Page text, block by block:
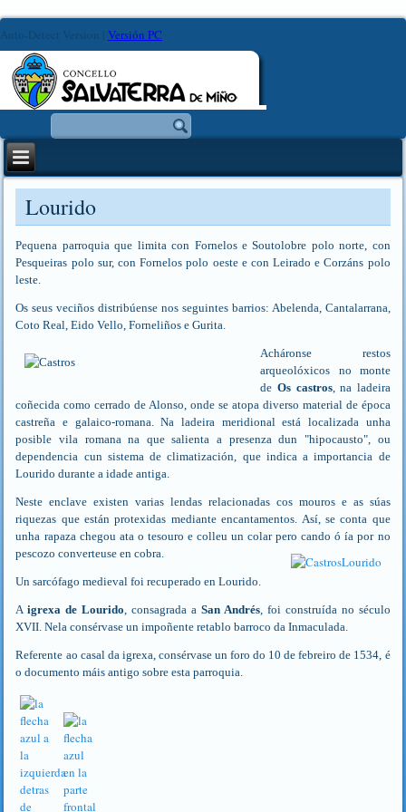
Auto-Detect Version Versión PC
Lourido
Pequena parroquia que limita con Fornelos e Soutolobre polo norte, con
Pesqueiras polo sur, con Fornelos polo oeste e con Leirado e Corzáns polo
leste.
Os seus veciños distribúense nos seguintes barrios: Abelenda, Cantalarrana,
Coto Real, Eido Vello, Forneliños e Gurita.
Acháronse restos
arqueolóxicos no monte
de Os castros, na ladeira
coñecida como cerrado de Alonso, onde se atopa diverso material de época
castreña e galaico-romana. Na ladeira meridional está localizada unha
posible vila romana na que salienta a presenza dun "hipocausto", ou
dependencia cun sistema de climatización, que indica a importancia de
Lourido durante a idade antiga.
Neste enclave existen varias lendas relacionadas cos mouros e as súas
riquezas que están protexidas mediante encantamentos. Así, se conta que
unha rapaza chegou ata o tesouro e colleu un colar pero cando ó ía por no
pescozo converteuse en cobra.
Un sarcófago medieval foi recuperado en Lourido.
Aigrexa de Lourido , consagrada a San Andrés, foi construída no século
XVII. Nela consérvase un impoñente retablo barroco da Inmaculada.
Referente ao casal da igrexa, consérvase un foro do 10 de febreiro de 1534, é
o documento máis antigo sobre esta parroquia.